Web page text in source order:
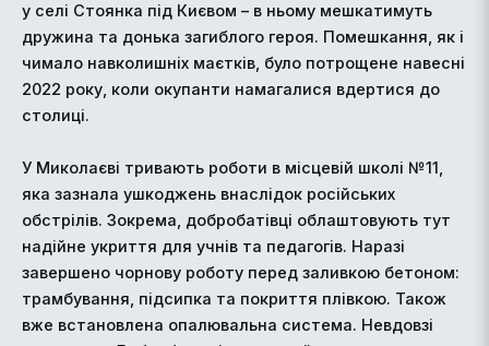
у селі Стоянка під Києвом – в ньому мешкатимуть
дружина та донька загиблого героя. Помешкання, як і
чимало навколишніх маєтків, було потрощене навесні
2022 року, коли окупанти намагалися вдертися до
столиці.
У Миколаєві тривають роботи в місцевій школі №11,
яка зазнала ушкоджень внаслідок російських
обстрілів. Зокрема, добробатівці облаштовують тут
надійне укриття для учнів та педагогів. Наразі
завершено чорнову роботу перед заливкою бетоном:
трамбування, підсипка та покриття плівкою. Також
вже встановлена опалювальна система. Невдовзі